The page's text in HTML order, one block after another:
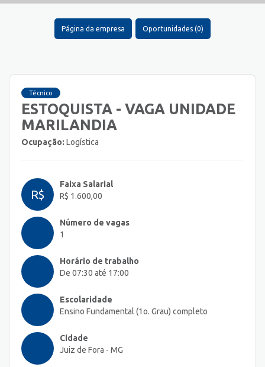
Página da empresa Oportunidades (0)
Técnico
ESTOQUISTA - VAGA UNIDADE
MARILANDIA
Ocupação: Logística
R$
Faixa Salarial
R$ 1.600,00
Número de vagas
1
Horário de trabalho
De 07:30 até 17:00
Escolaridade
Ensino Fundamental (1o. Grau) completo
Cidade
Juiz de Fora - MG